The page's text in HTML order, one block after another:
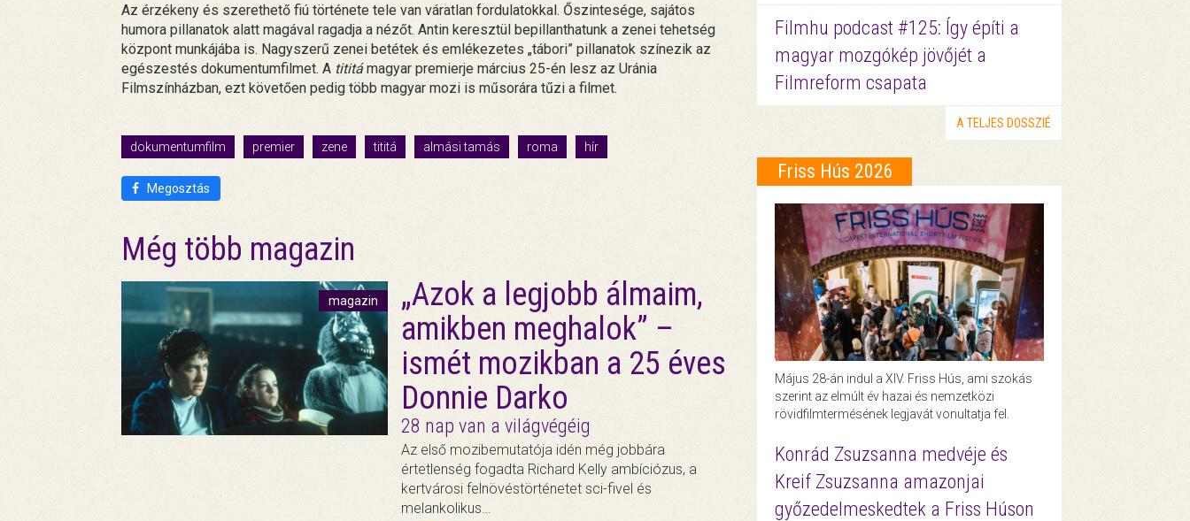
Az érzékeny és szerethető fiú története tele van váratlan fordulatokkal. Őszintesége, sajátos
humora pillanatok alatt magával ragadja a nézőt. Antin keresztül bepillanthatunk a zenei tehetség
központ munkájába is. Nagyszerű zenei betétek és emlékezetes „tábori” pillanatok színezik az
egészestés dokumentumfilmet. A tititámagyar premierje március 25-én lesz az Uránia
Filmszínházban, ezt követően pedig több magyar mozi is műsorára tűzi a filmet.
dokumentumfilm premier zene tititá almási tamás roma hír
Megosztás
Még több magazin
magazin
„Azok a legjobb álmaim,
amikben meghalok” –
ismét mozikban a 25 éves
Donnie Darko
28 nap van a világvégéig
Az első mozibemutatója idén még jobbára
értetlenség fogadta Richard Kelly ambíciózus, a
kertvárosi felnövéstörténetet sci-fivel és
melankolikus…
Filmhu podcast #125: Így építi a
magyar mozgókép jövőjét a
Filmreform csapata
A TELJES DOSSZIÉ
Friss Hús 2026
Május 28-án indul a XIV. Friss Hús, ami szokás
szerint az elmúlt év hazai és nemzetközi
rövidfilmtermésének legjavát vonultatja fel.
Konrád Zsuzsanna medvéje és
Kreif Zsuzsanna amazonjai
győzedelmeskedtek a Friss Húson